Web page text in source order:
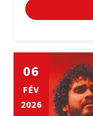
06
FÉV
2026